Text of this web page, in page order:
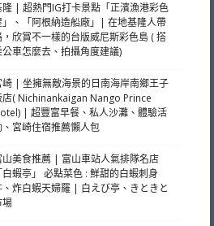
隆 | 超熱門IG打卡景點「正濱漁港彩色
」、「阿根納造船廠」| 在地基隆人帶
，欣賞不一樣的台版威尼斯彩色島 ( 搭
公車怎麼去、拍攝角度建議)
崎 | 坐擁無敵海景的日南海岸南鄉王子
店( Nichinankaigan Nango Prince
| 超豐富早餐、私人沙灘、體驗活
、宮崎住宿推薦懶人包
山美食推薦 | 富山車站人氣排隊名店
白蝦亭」 必點菜色 : 鮮甜的白蝦刺身
、炸白蝦天婦羅 | 白えび亭、きときと
場